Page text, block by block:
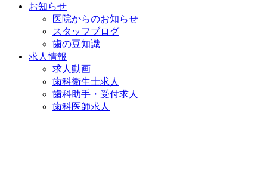
お知らせ
医院からのお知らせ
スタッフブログ
歯の豆知識
求人情報
求人動画
歯科衛生士求人
歯科助手・受付求人
歯科医師求人